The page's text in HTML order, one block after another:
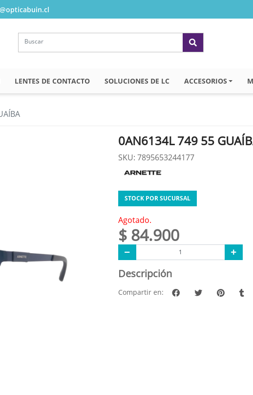
LENTES DE CONTACTO SOLUCIONES DE LC ACCESORIOS
0AN6134L 749 55
SKU: 7895653244177
STOCK POR SUCURSAL
Agotado.
$ 84.900
Descripción
Compartir en: